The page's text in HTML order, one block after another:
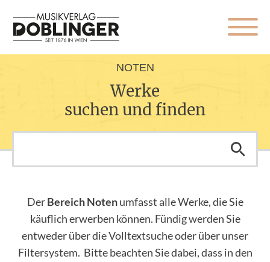
NOTEN
Werke
suchen und finden
DerBereich Notenumfasst alle Werke, die Sie
käuflich erwerben können. Fündig werden Sie
entweder über die Volltextsuche oder über unser
Filtersystem. Bitte beachten Sie dabei, dass in den